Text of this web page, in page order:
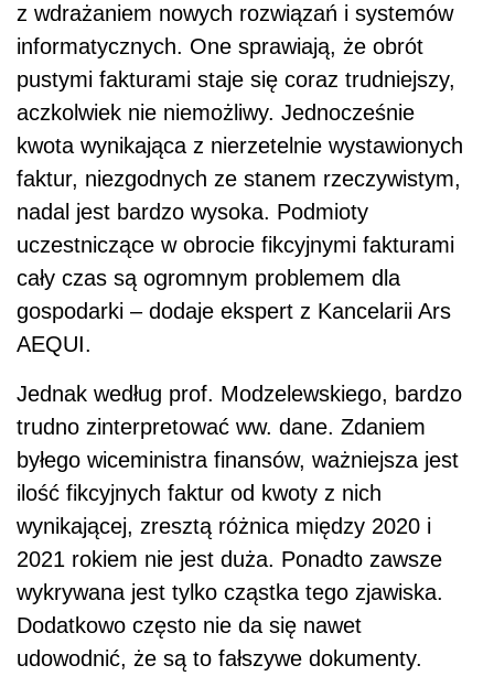
z wdrażaniem nowych rozwiązań i systemów
informatycznych. One sprawiają, że obrót
pustymi fakturami staje się coraz trudniejszy,
aczkolwiek nie niemożliwy. Jednocześnie
kwota wynikająca z nierzetelnie wystawionych
faktur, niezgodnych ze stanem rzeczywistym,
nadal jest bardzo wysoka. Podmioty
uczestniczące w obrocie fikcyjnymi fakturami
cały czas są ogromnym problemem dla
gospodarki – dodaje ekspert z Kancelarii Ars
AEQUI.
Jednak według prof. Modzelewskiego, bardzo
trudno zinterpretować ww. dane. Zdaniem
byłego wiceministra finansów, ważniejsza jest
ilość fikcyjnych faktur od kwoty z nich
wynikającej, zresztą różnica między 2020 i
2021 rokiem nie jest duża. Ponadto zawsze
wykrywana jest tylko cząstka tego zjawiska.
Dodatkowo często nie da się nawet
udowodnić, że są to fałszywe dokumenty.